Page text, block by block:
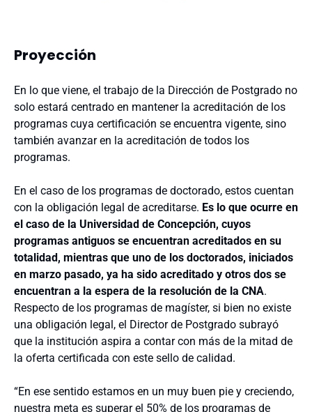
Proyección
En lo que viene, el trabajo de la Dirección de Postgrado no
solo estará centrado en mantener la acreditación de los
programas cuya certificación se encuentra vigente, sino
también avanzar en la acreditación de todos los
programas.
En el caso de los programas de doctorado, estos cuentan
con la obligación legal de acreditarse. Es lo que ocurre en
el caso de la Universidad de Concepción, cuyos
programas antiguos se encuentran acreditados en su
totalidad, mientras que uno de los doctorados, iniciados
en marzo pasado, ya ha sido acreditado y otros dos se
encuentran a la espera de la resolución de la CNA.
Respecto de los programas de magíster, si bien no existe
una obligación legal, el Director de Postgrado subrayó
que la institución aspira a contar con más de la mitad de
la oferta certificada con este sello de calidad.
“En ese sentido estamos en un muy buen pie y creciendo,
nuestra meta es superar el 50% de los programas de